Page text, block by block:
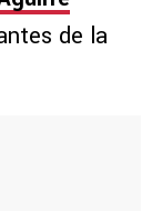
de la